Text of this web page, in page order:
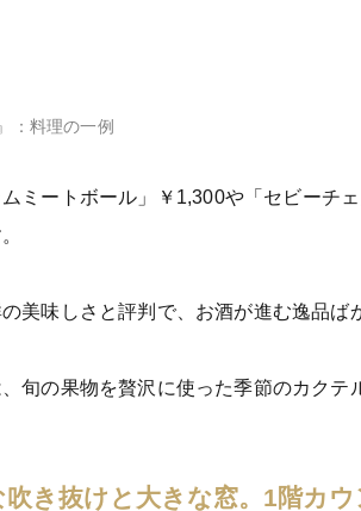
：料理の一例
ミートボール」￥1,300や「セビーチ
美味しさと評判で、お酒が進む逸品ば
、旬の果物を贅沢に使った季節のカクテ
吹き抜けと大きな窓。1階カ